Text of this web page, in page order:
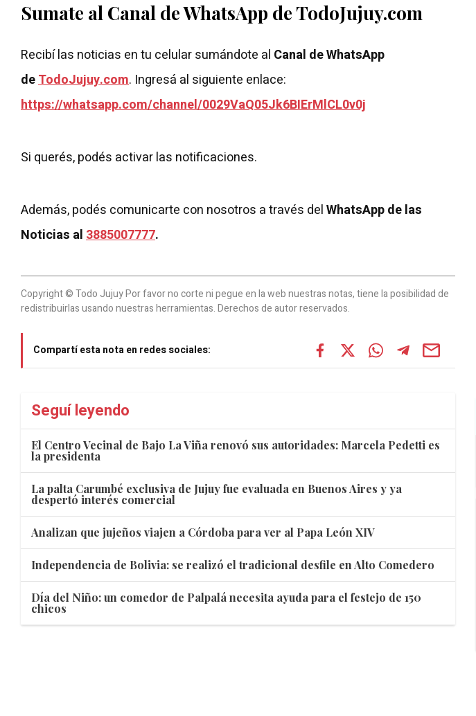
Sumate al Canal de WhatsApp de TodoJujuy.com
Recibí las noticias en tu celular sumándote al Canal de WhatsApp
deTodoJujuy.com. Ingresá al siguiente enlace:
https://whatsapp.com/channel/0029VaQ05Jk6BIErMlCL0v0j
Si querés, podés activar las notificaciones.
Además, podés comunicarte con nosotros a través delWhatsApp de las
Noticias al3885007777.
Copyright © Todo Jujuy Por favor no corte ni pegue en la web nuestras notas, tiene la posibilidad de
redistribuirlas usando nuestras herramientas. Derechos de autor reservados.
Compartí esta nota en redes sociales:
Seguí leyendo
El Centro Vecinal de Bajo La Viña renovó sus autoridades: Marcela Pedetti es
la presidenta
La palta Carumbé exclusiva de Jujuy fue evaluada en Buenos Aires y ya
despertó interés comercial
Analizan que jujeños viajen a Córdoba para ver al Papa León XIV
Independencia de Bolivia: se realizó el tradicional desfile en Alto Comedero
Día del Niño: un comedor de Palpalá necesita ayuda para el festejo de 150
chicos